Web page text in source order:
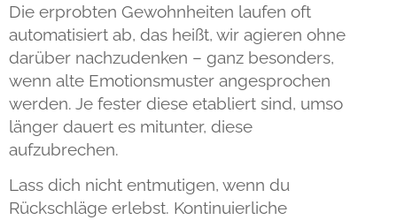
Die erprobten Gewohnheiten laufen oft
automatisiert ab, das heißt, wir agieren ohne
darüber nachzudenken – ganz besonders,
wenn alte Emotionsmuster angesprochen
werden. Je fester diese etabliert sind, umso
länger dauert es mitunter, diese
aufzubrechen.
Lass dich nicht entmutigen, wenn du
Rückschläge erlebst. Kontinuierliche